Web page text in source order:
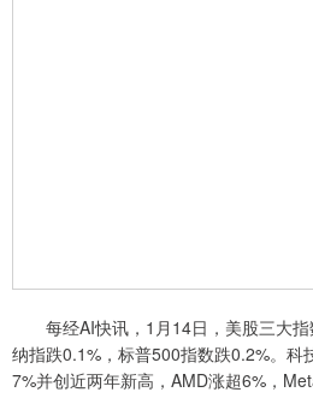
每经AI快讯，1月14日，美股三大指
纳指跌0.1%，标普500指数跌0.2%。科
7%并创近两年新高，AMD涨超6%，